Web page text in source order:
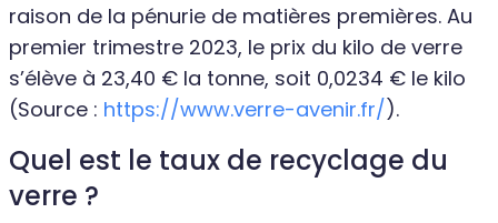
raison de la pénurie de matières premières. Au
premier trimestre 2023, le prix du kilo de verre
s’élève à 23,40 € la tonne, soit 0,0234 € le kilo
(Source : https://www.verre-avenir.fr/).
Quel est le taux de recyclage du
verre ?